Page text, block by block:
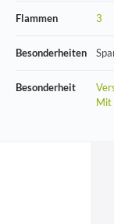
Flammen 3
Besonderheiten
Besonderheit
Mit